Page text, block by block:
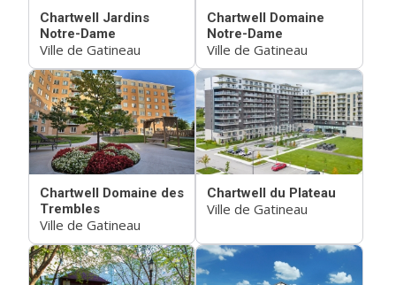
Chartwell Jardins
Notre-Dame
Ville de Gatineau
Chartwell Domaine
Notre-Dame
Ville de Gatineau
Chartwell Domaine des
Trembles
Ville de Gatineau
Chartwell du Plateau
Ville de Gatineau